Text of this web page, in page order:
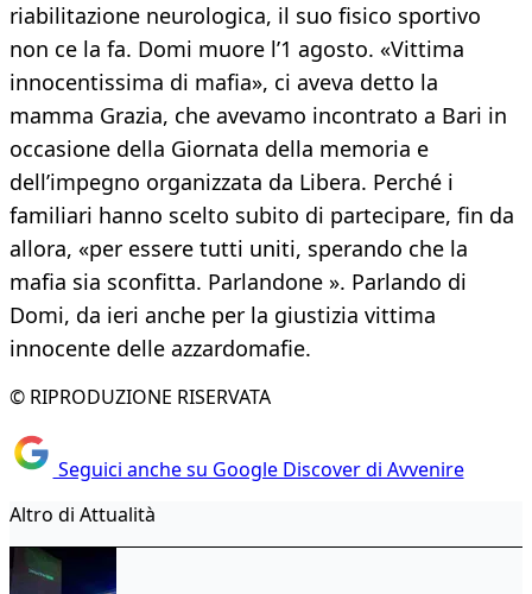
riabilitazione neurologica, il suo fisico sportivo
non ce la fa. Domi muore l’1 agosto. «Vittima
innocentissima di mafia», ci aveva detto la
mamma Grazia, che avevamo incontrato a Bari in
occasione della Giornata della memoria e
dell’impegno organizzata da Libera. Perché i
familiari hanno scelto subito di partecipare, fin da
allora, «per essere tutti uniti, sperando che la
mafia sia sconfitta. Parlandone ». Parlando di
Domi, da ieri anche per la giustizia vittima
innocente delle azzardomafie.
© RIPRODUZIONE RISERVATA
Seguici anche su Google Discover di Avvenire
Altro di Attualità